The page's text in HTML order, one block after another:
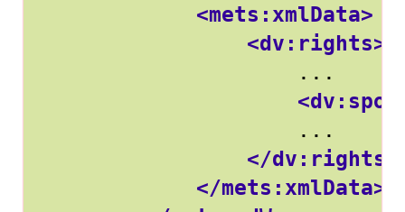
<mets:xmlData>
<dv:rights>
</dv:rights>
</mets:xmlData>